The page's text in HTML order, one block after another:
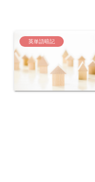
英単語暗記